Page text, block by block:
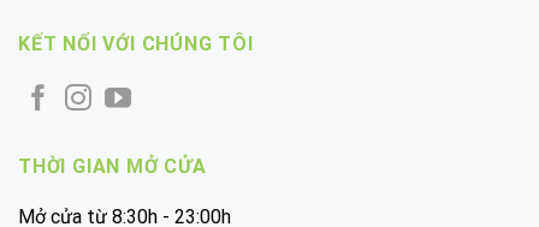
KẾT NỐI VỚI CHÚNG TÔI
THỜI GIAN MỞ CỬA
Mở cửa từ 8:30h - 23:00h